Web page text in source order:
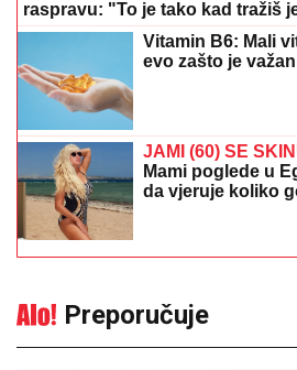
raspravu: "To je tako kad tražiš
Vitamin B6: Mali
evo zašto je
JAMI (60) SE
Mami poglede u
da vjeruje koliko
Preporučuje